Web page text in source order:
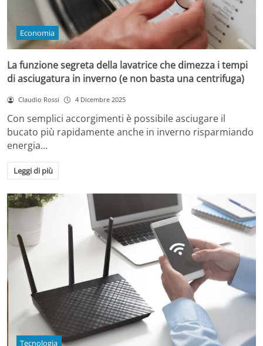
Economia
La funzione segreta della lavatrice che dimezza i tempi
di asciugatura in inverno (e non basta una centrifuga)
Claudio Rossi 4 Dicembre 2025
Con semplici accorgimenti è possibile asciugare il
bucato più rapidamente anche in inverno risparmiando
energia…
Leggi di più
Tecnologia